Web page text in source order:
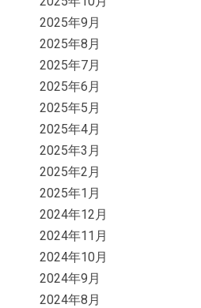
2025年9月
2025年8月
2025年7月
2025年6月
2025年5月
2025年4月
2025年3月
2025年2月
2025年1月
2024年12月
2024年11月
2024年10月
2024年9月
2024年8月